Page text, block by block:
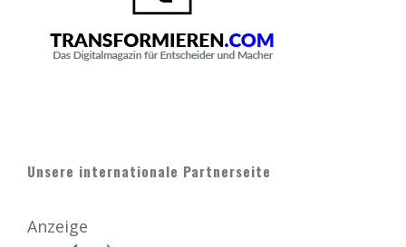
Unsere internationale Partnerseite
Anzeige